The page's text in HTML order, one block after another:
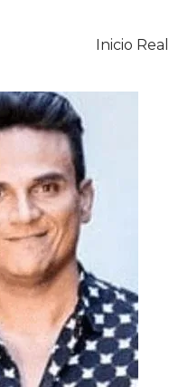
Inicio
En Vivo
Descarga
Programas
Noticias
Equipo
Sobre